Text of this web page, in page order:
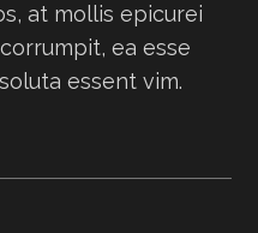
at mollis epicurei
ea esse
essent vim.